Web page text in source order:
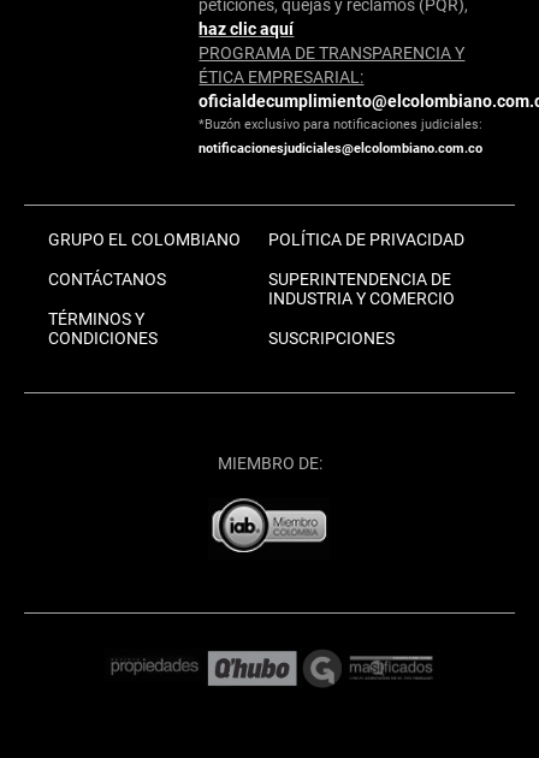
peticiones, quejas y reclamos (PQR),
haz clic aquí
PROGRAMA DE TRANSPARENCIA Y
ÉTICA EMPRESARIAL:
*Buzón exclusivo para notificaciones judiciales:
notificacionesjudiciales@elcolombiano.com.co
GRUPO EL COLOMBIANO
CONTÁCTANOS
TÉRMINOS Y
CONDICIONES
POLÍTICA DE PRIVACIDAD
SUPERINTENDENCIA DE
INDUSTRIA Y COMERCIO
SUSCRIPCIONES
MIEMBRO DE: